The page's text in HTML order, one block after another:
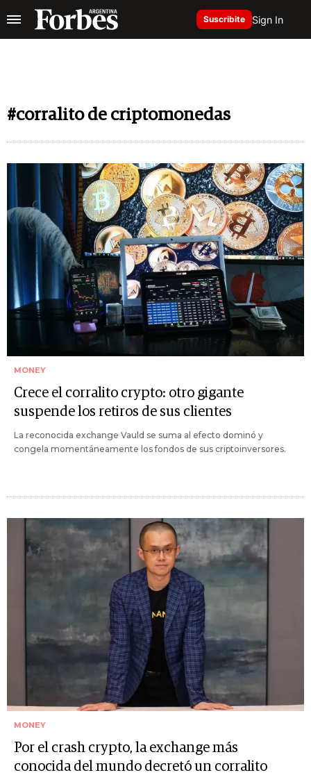
Suscribite Sign In
#corralito de criptomonedas
MONEY
Crece el corralito crypto: otro gigante
suspende los retiros de sus clientes
La reconocida exchange Vauld se suma al efecto dominó y
congela momentáneamente los fondos de sus criptoinversores.
MONEY
Por el crash crypto, la exchange más
conocida del mundo decretó un corralito